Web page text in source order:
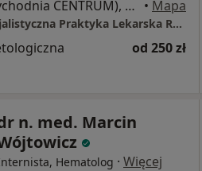
Kościuszki 2 (Przychodnia CENTRUM), Opole • Mapa
Indywidualna Specjalistyczna Praktyka Lekarska Ryszard Morisson
od 250 zł
n. med. Marcin
Hematolog · Więcej